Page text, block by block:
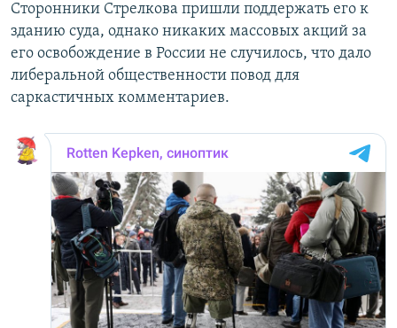
Сторонники Стрелкова пришли поддержать его к
зданию суда, однако никаких массовых акций за
его освобождение в России не случилось, что дало
либеральной общественности повод для
саркастичных комментариев.